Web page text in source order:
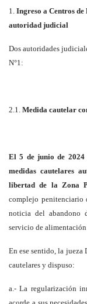
1. Ingreso a Centros
autoridad judicial
Dos autoridades
N°1:
2.1. Medida cautelar
El 5 de junio de 2024
medidas cautelares
libertad de la Zona
complejo penitenciario
noticia del abandono
servicio de
En ese sentido, la jueza
cautelares y dispuso:
a.- La regularización